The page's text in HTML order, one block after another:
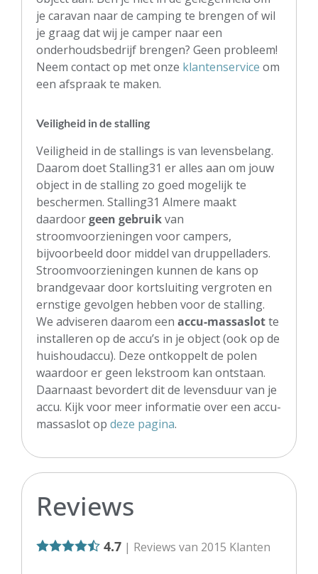
je caravan naar de camping te brengen of wil
je graag dat wij je camper naar een
onderhoudsbedrijf brengen? Geen probleem!
Neem contact op met onze klantenservice om
een afspraak te maken.
Veiligheid in de stalling
Veiligheid in de stallings is van levensbelang.
Daarom doet Stalling31 er alles aan om jouw
object in de stalling zo goed mogelijk te
beschermen. Stalling31 Almere maakt
daardoorgeen gebruikvan
stroomvoorzieningen voor campers,
bijvoorbeeld door middel van druppelladers.
Stroomvoorzieningen kunnen de kans op
brandgevaar door kortsluiting vergroten en
ernstige gevolgen hebben voor de stalling.
We adviseren daarom een accu-massaslotte
installeren op de accu’s in je object (ook op de
huishoudaccu). Deze ontkoppelt de polen
waardoor er geen lekstroom kan ontstaan.
Daarnaast bevordert dit de levensduur van je
accu. Kijk voor meer informatie over een accu-
massaslot op deze pagina.
Reviews
4.7 | Reviews van 2015 Klanten